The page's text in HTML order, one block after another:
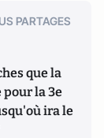
PARTAGES
que la
la 3e
ira le